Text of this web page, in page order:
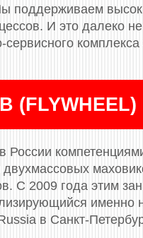
поддерживаем
И это далеко
С 2009 года этим
именно
в Санкт-